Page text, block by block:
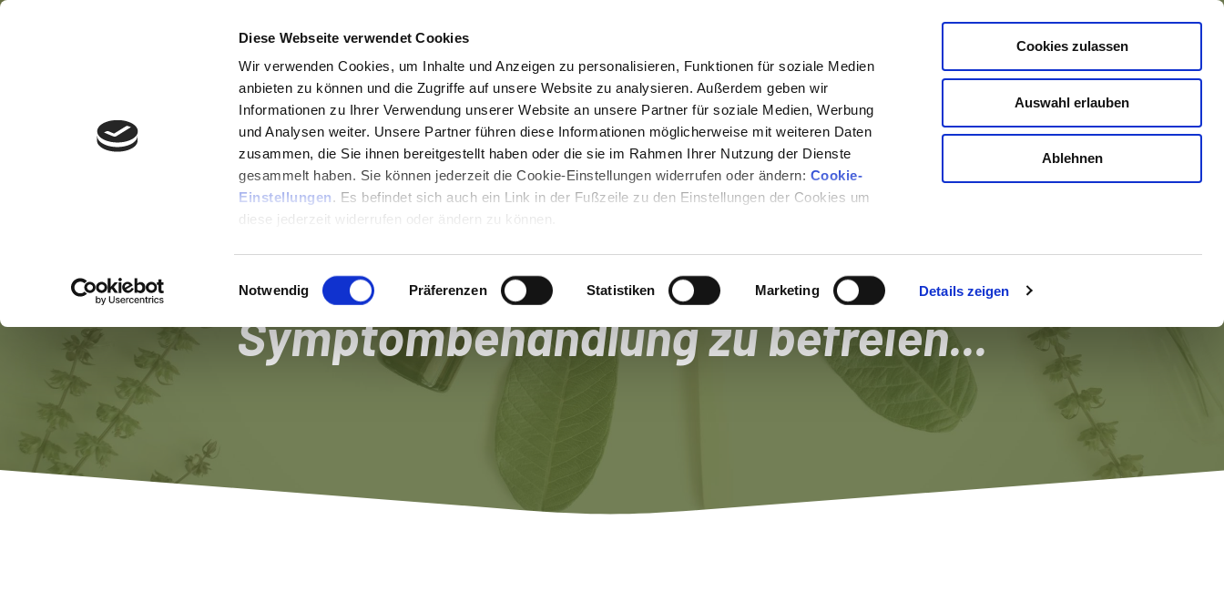
Diese Webseite verwendet Cookies
Wir verwenden Cookies, um Inhalte und Anzeigen zu personalisieren, Funktionen für soziale Medien
anbieten zu können und die Zugriffe auf unsere Website zu analysieren. Außerdem geben wir
Informationen zu Ihrer Verwendung unserer Website an unsere Partner für soziale Medien, Werbung
und Analysen weiter. Unsere Partner führen diese Informationen möglicherweise mit weiteren Daten
zusammen, die Sie ihnen bereitgestellt haben oder die sie im Rahmen Ihrer Nutzung der Dienste
gesammelt haben. Sie können jederzeit die Cookie-Einstellungen widerrufen oder ändern: Cookie-
Einstellungen. Es befindet sich auch ein Link in der Fußzeile zu den Einstellungen der Cookies um
diese jederzeit widerrufen oder ändern zu können.
Einwilligungsauswahl
Notwendig Präferenzen Statistiken Marketing Details zeigen
Cookies zulassen
Auswahl erlauben
Ablehnen
"So heilt die Natur"- Das einzige Buch
über Naturheilkunde, das Du lesen
musst, um Dich vom Glauben an
Symptombehandlung zu befreien...